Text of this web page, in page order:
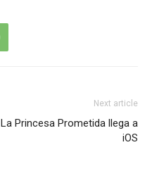
Next article
La Princesa Prometida llega a
iOS